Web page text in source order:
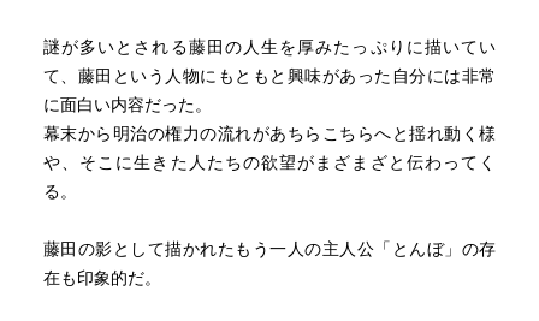
謎が多いとされる藤田の人生を厚みたっぷりに描いてい
て、藤田という人物にもともと興味があった自分には非常
に面白い内容だった。
幕末から明治の権力の流れがあちらこちらへと揺れ動く様
や、そこに生きた人たちの欲望がまざまざと伝わってく
る。
藤田の影として描かれたもう一人の主人公「とんぼ」の存
在も印象的だ。